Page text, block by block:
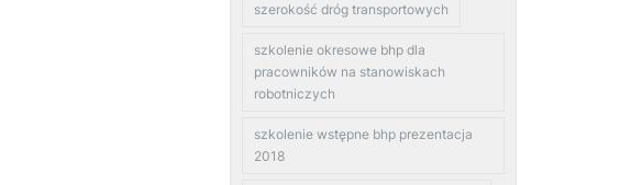
szerokość dróg transportowych
szkolenie okresowe bhp dla
pracowników na stanowiskach
robotniczych
szkolenie wstępne bhp prezentacja
2018